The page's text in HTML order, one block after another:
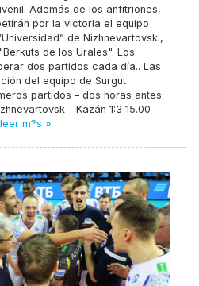
Además de los anfitriones,
por la victoria el equipo
de Nizhnevartovsk.,
de los Urales". Los
dos partidos cada día.. Las
del equipo de Surgut
partidos – dos horas antes.
– Kazán 1:3 15.00
leer m?s »